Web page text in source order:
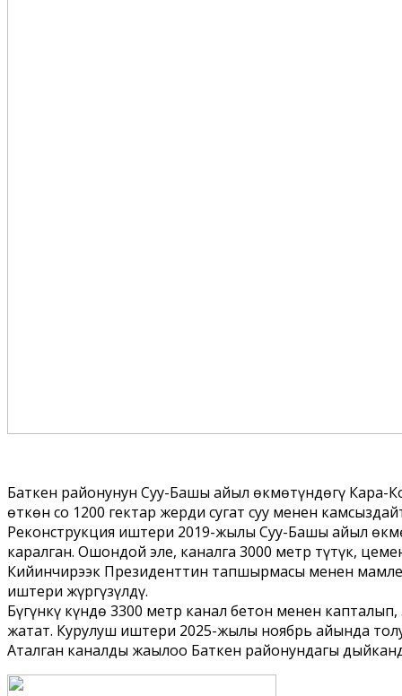
Баткен районунун Суу-Башы айыл өкмөтүндөгү Кара-
өткөн соң 1200 гектар жерди сугат суу менен
Реконструкция иштери 2019-жылы Суу-Башы айыл
каралган. Ошондой эле, каналга 3000 метр түтүк,
Кийинчирээк Президенттин тапшырмасы менен
иштери жүргүзүлдү.
Бүгүнкү күндө 3300 метр канал бетон менен
жатат. Курулуш иштери 2025-жылы ноябрь айында
Аталган каналды жаңылоо Баткен районундагы